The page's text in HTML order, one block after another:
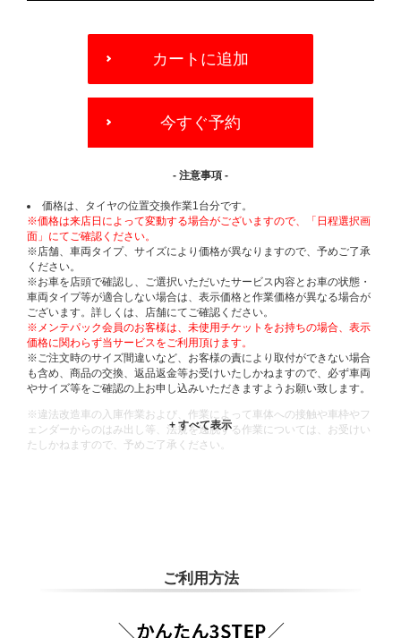
OPTIONS
カートに追加
今すぐ予約
- 注意事項 -
価格は、タイヤの位置交換作業1台分です。
※価格は来店日によって変動する場合がございますので、「日程選択画
面」にてご確認ください。
※店舗、車両タイプ、サイズにより価格が異なりますので、予めご了承
ください。
※お車を店頭で確認し、ご選択いただいたサービス内容とお車の状態・
車両タイプ等が適合しない場合は、表示価格と作業価格が異なる場合が
ございます。詳しくは、店舗にてご確認ください。
※メンテパック会員のお客様は、未使用チケットをお持ちの場合、表示
価格に関わらず当サービスをご利用頂けます。
※ご注文時のサイズ間違いなど、お客様の責により取付ができない場合
も含め、商品の交換、返品返金等お受けいたしかねますので、必ず車両
やサイズ等をご確認の上お申し込みいただきますようお願い致します。
※違法改造車の入庫作業および、作業によって車体への接触や車枠やフ
ェンダーからのはみ出し等、法規を逸脱する作業については、お受けい
たしかねますので、予めご了承ください。
ご利用方法